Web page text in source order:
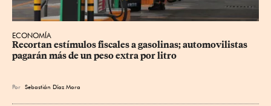
ECONOMÍA
Recortan estímulos fiscales a gasolinas; automovilistas
pagarán más de un peso extra por litro
Por Sebastián Díaz Mora